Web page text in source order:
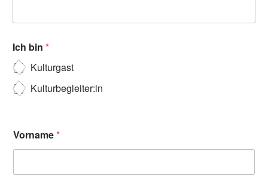
Ich bin *
Kulturgast
Kulturbegleiter:in
Vorname*